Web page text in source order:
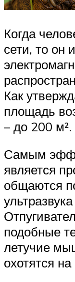
Когда
сети, то он
Как
площадь
– до 200 м².
Самым
является
общаются
подобные
летучие
охотятся